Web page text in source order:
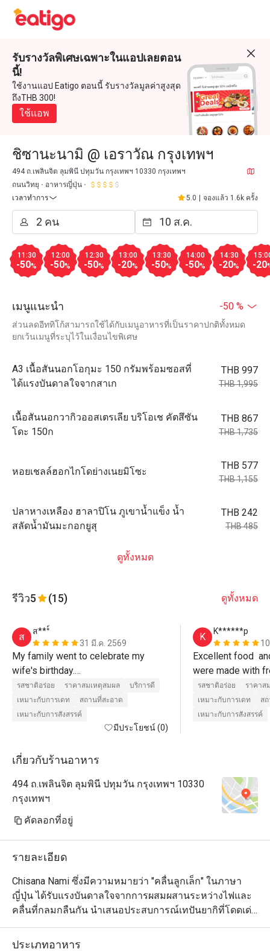
รับรางวัลพิเศษเฉพาะในแอปเลยตอน
นี้!
ใช้งานแอป Eatigo ตอนนี้ รับรางวัลมูลค่าสูงสุด
ถึงTHB 300!
ใช้แอพ
ชิซานะนามิ @ เอราวัณ กรุงเทพฯ
494 ถ.เพลินจิต ลุมพินี ปทุมวัน กรุงเทพฯ 10330 กรุงเทพฯ
ถนนวิทยุ
อาหารญี่ปุ่น
เวลาทำการ
5.0 จองแล้ว 1.6k ครั้ง
11:30
-50%
12:00
-50%
12:30
-50%
13:00
-20%
13:30
-50%
14:00
-50%
14:30
-20% -20
เมนูแนะนำ -50 %
ส่วนลดอีททิโก้สามารถใช้ได้กับเมนูอาหารที่เป็นราคาปกติทั้งหมด
ยกเว้นเมนูที่ระบุไว้ในเงื่อนไขพิเศษ
A3 เนื้อสันนอกโอกุมะ 150 กรัมพร้อมซอสที่
ได้แรงบันดาลใจจากสาเก
THB 997
THB 1,995
เนื้อสันนอกวากิวออสเตรเลีย บริโอเช คัตสึซัน
โดะ 150ก
THB 867
THB 1,735
หอยเชลล์ฮอกไกโดย่างเนยมิโซะ
THB 577
THB 1,155
ปลาหางเหลือง ฮาลาปิโน ภูเขาน้ำแข็ง น้ำ
สลัดน้ำมันมะกอกยูสุ
THB 242
THB 485
ดูทั้งหมด
รีวิว5 (15) ดูทั้งหมด
ส
ส***์
31 มี.ค. 2569
My family went to celebrate my
wife's birthday.
The kids were enjoying the show
presented by the chef. The service
staff was also attentive and helpful.
Always asking if they could assist
As for the food, it was delicious. The
The restaurant and staffs somehow
surprised us by bringing an Ice
cream top with a candle for my
wife's birthday. Almost all the staff
came out to sing Happy Birthday for
my wife. She was very happy about
it. These small details create a
remembrance in our mind and we will
definitely come back.
Wife is happy, kids are happy - I am
happy.
รสชาติอร่อย ราคาสมเหตุสมผล
บริการดี
เหมาะกับการเดท
สถานที่สะอาด
เหมาะกับการสังสรรค์
มีประโยชน์ (0)
K
K******p
Excellent food
were made with
and cooked to
us.
รสชาติอร่อย
ราคาส
เหมาะกับการเดท
ส
เหมาะกับการสังสรรค์
เกี่ยวกับร้านอาหาร
494 ถ.เพลินจิต ลุมพินี ปทุมวัน กรุงเทพฯ 10330
กรุงเทพฯ
คัดลอกที่อยู่
รายละเอียด
Chisana Nami ซึ่งมีความหมายว่า "คลื่นลูกเล็ก" ในภาษา
ญี่ปุ่น ได้รับแรงบันดาลใจจากการผสมผสานระหว่างไฟและ
คลื่นที่กลมกลืนกัน นำเสนอประสบการณ์เทปันยากิที่โดดเด่น
ในการเตรียมอาหารทะเล เนื้อสัตว์ และผักที่สดใหม่ด้วยกลิ่น
อายที่แท้จริงและความทันสมัย การตกแต่งภายในแบบเซน
ประเภทอาหาร